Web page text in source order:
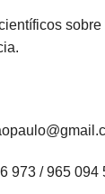
973 / 965 094